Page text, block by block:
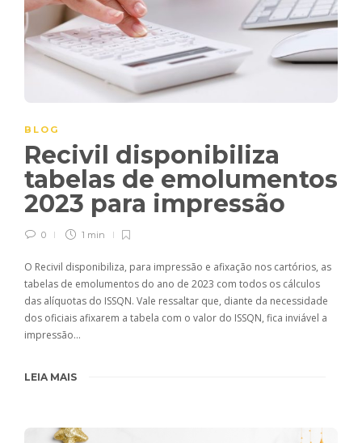
BLOG
Recivil disponibiliza
tabelas de emolumentos
2023 para impressão
0 1 min
O Recivil disponibiliza, para impressão e afixação nos cartórios, as
tabelas de emolumentos do ano de 2023 com todos os cálculos
das alíquotas do ISSQN. Vale ressaltar que, diante da necessidade
dos oficiais afixarem a tabela com o valor do ISSQN, fica inviável a
impressão…
LEIA MAIS